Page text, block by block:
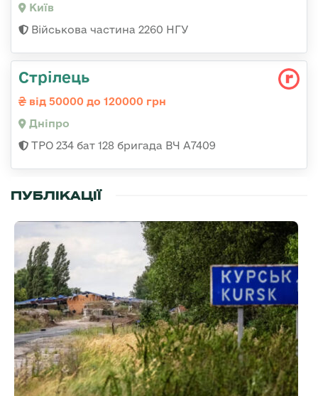
Київ
Військова частина 2260 НГУ
Стрілець
від 50000 до 120000 грн
Дніпро
ТРО 234 бат 128 бригада ВЧ А7409
ПУБЛІКАЦІЇ